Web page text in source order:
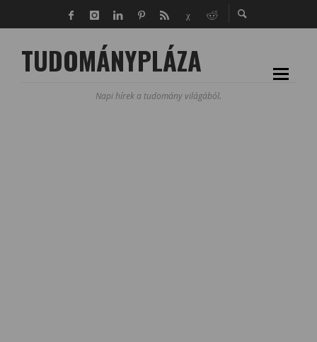
TUDOMÁNYPLÁZA
Napi hírek a tudomány világából.